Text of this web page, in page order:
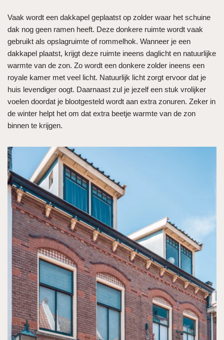
Vaak wordt een dakkapel geplaatst op zolder waar het schuine
dak nog geen ramen heeft. Deze donkere ruimte wordt vaak
gebruikt als opslagruimte of rommelhok. Wanneer je een
dakkapel plaatst, krijgt deze ruimte ineens daglicht en natuurlijke
warmte van de zon. Zo wordt een donkere zolder ineens een
royale kamer met veel licht. Natuurlijk licht zorgt ervoor dat je
huis levendiger oogt. Daarnaast zul je jezelf een stuk vrolijker
voelen doordat je blootgesteld wordt aan extra zonuren. Zeker in
de winter helpt het om dat extra beetje warmte van de zon
binnen te krijgen.